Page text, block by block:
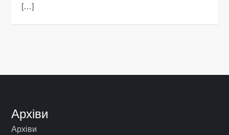
[…]
Архіви
Архіви